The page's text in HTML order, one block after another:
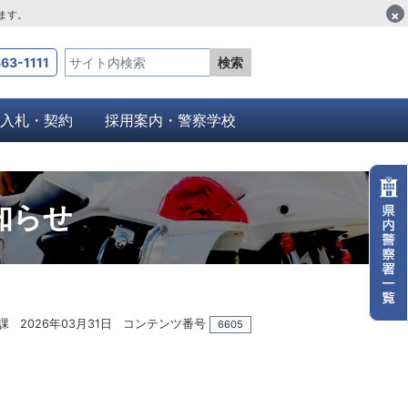
1111 検索
。 ×
入札・契約 採用案内・警察学校
らせ
2026年03月31日 コンテンツ番号 6605